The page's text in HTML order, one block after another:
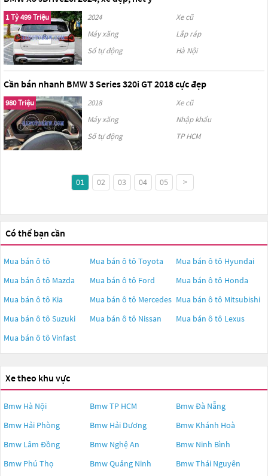
1 Tỷ 499 Triệu 2024
Xe cũ
Máy xăng
Lắp ráp
Số tự động
Hà Nội
Cần bán nhanh BMW 3 Series 320i GT 2018 cực đẹp
980 Triệu 2018
Xe cũ
Máy xăng
Nhập khẩu
Số tự động
TP HCM
01 02 03 04 05 >
Có thể bạn cần
Mua bán ô tô Mua bán ô tô Toyota Mua bán ô tô Hyundai
Mua bán ô tô Mazda Mua bán ô tô Ford Mua bán ô tô Honda
Mua bán ô tô Kia Mua bán ô tô Mercedes Mua bán ô tô Mitsubishi
Mua bán ô tô Suzuki Mua bán ô tô Nissan Mua bán ô tô Lexus
Mua bán ô tô Vinfast
Xe theo khu vực
Bmw Hà Nội Bmw TP HCM
Bmw Đà Nẵng
Bmw Hải Phòng
Bmw Hải Dương
Bmw Khánh Hoà
Bmw Lâm Đồng
Bmw Nghệ An
Bmw Ninh Bình
Bmw Phú Thọ
Bmw Quảng Ninh
Bmw Thái Nguyên